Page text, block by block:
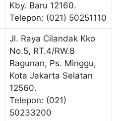
Kby. Baru 12160.
Telepon: (021) 50251110
Jl. Raya Cilandak Kko
No.5, RT.4/RW.8
Ragunan, Ps. Minggu,
Kota Jakarta Selatan
12560.
Telepon: (021)
50233200